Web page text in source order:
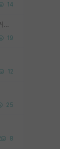
14
신생랩 1기 출신인데 신생랩은 줠라 무거운 바벨 같은거임. 들면 대박인데 못들면 깔려 죽음. 아무도 알려주지 않는 환경에서 자생해야하지만, 일단 살아남았다면 그 어떤 사람보다 악착같고 생존력 높은 사람으로 거듭날 수 있음
19
12
25
8